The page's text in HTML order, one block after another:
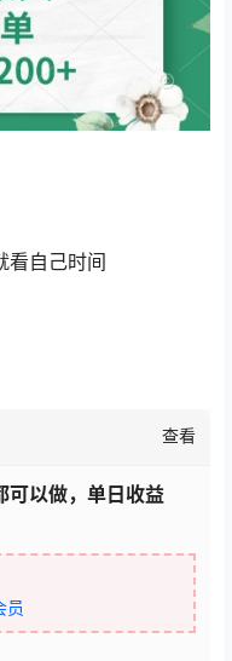
自己时间
查看
可以做，单日收益
员